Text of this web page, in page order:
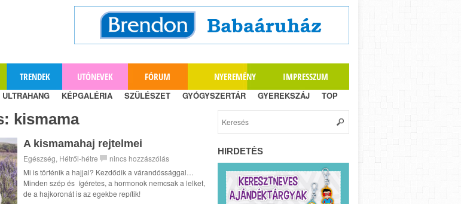
TRENDEK UTÓNEVEK FÓRUM NYEREMÉNY IMPRESSZUM
ULTRAHANG KÉPGALÉRIA SZÜLÉSZET GYÓGYSZERTÁR GYEREKSZÁJ TOP
kismama
A kismamahaj rejtelmei
Egészség, Hétről-hétre
nincs hozzászólás
Mi is történik a hajjal? Kezdődik a várandóssággal…
Minden szép és ígéretes, a hormonok nemcsak a lelket,
de a hajkoronát is az egekbe repítik!
HIRDETÉS